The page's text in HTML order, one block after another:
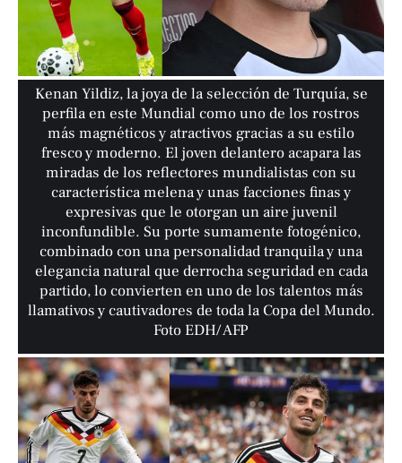
Kenan Yildiz, la joya de la selección de Turquía, se
perfila en este Mundial como uno de los rostros
más magnéticos y atractivos gracias a su estilo
fresco y moderno. El joven delantero acapara las
miradas de los reflectores mundialistas con su
característica melena y unas facciones finas y
expresivas que le otorgan un aire juvenil
inconfundible. Su porte sumamente fotogénico,
combinado con una personalidad tranquila y una
elegancia natural que derrocha seguridad en cada
partido, lo convierten en uno de los talentos más
llamativos y cautivadores de toda la Copa del Mundo.
Foto EDH/ AFP